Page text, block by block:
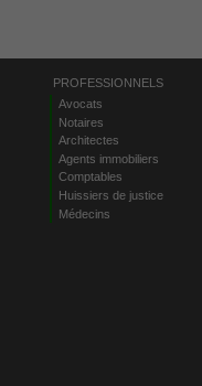
PROFESSIONNELS
Avocats
Notaires
Architectes
Agents immobiliers
Comptables
Huissiers de justice
Médecins